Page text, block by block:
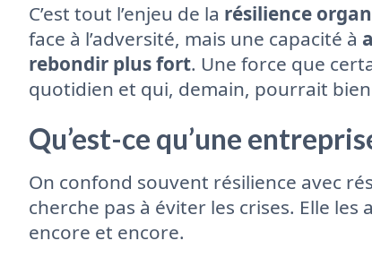
C’est tout l’enjeu de la résilience
face à l’adversité, mais une capacité à
rebondir plus fort. Une force que
quotidien et qui, demain, pourrait
Qu’est-ce qu’une
On confond souvent résilience avec
cherche pas à éviter les crises. Elle
encore et encore.